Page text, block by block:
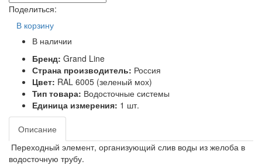
Поделиться:
В корзину
В наличии
Бренд: Grand Line
Страна производитель: Россия
Цвет: RAL 6005 (зеленый мох)
Тип товара: Водосточные системы
Единица измерения: 1 шт.
Описание
Переходный элемент, организующий слив воды из желоба в
водосточную трубу.